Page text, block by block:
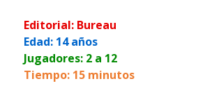
Editorial: Bureau
Edad: 14 años
Jugadores: 2 a 12
Tiempo: 15 minutos